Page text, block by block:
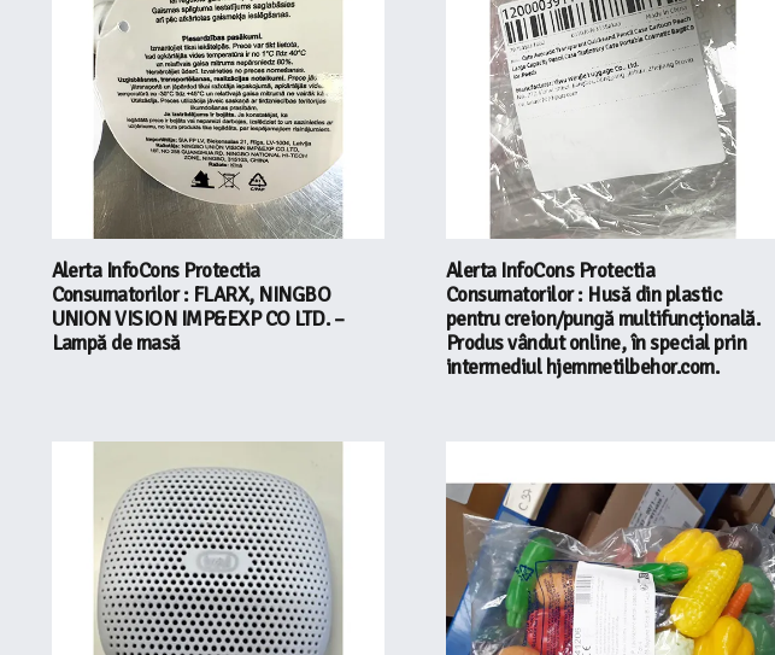
Alerta InfoCons Protectia
Consumatorilor : FLARX, NINGBO
UNION VISION IMP&EXP CO LTD. –
Lampă de masă
Alerta InfoCons Protectia
Consumatorilor : Husă din plastic
pentru creion/pungă multifuncțională.
Produs vândut online, în special prin
intermediul hjemmetilbehor.com.